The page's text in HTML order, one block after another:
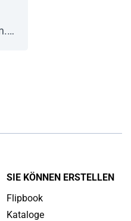
SIE KÖNNEN ERSTELLEN
Flipbook
Kataloge